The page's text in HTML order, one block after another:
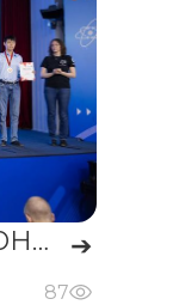
Всероссийский конкурс «ЮНИОР» ➔
87